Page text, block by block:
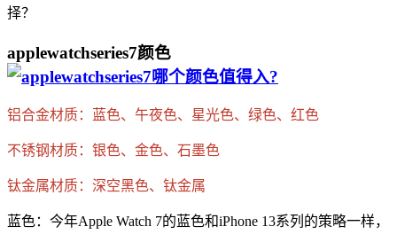
择？
applewatchseries7颜色
铝合金材质：蓝色、午夜色、星光色、绿色、红色
不锈钢材质：银色、金色、石墨色
钛金属材质：深空黑色、钛金属
蓝色：今年Apple Watch 7的蓝色和iPhone 13系列的策略一样，